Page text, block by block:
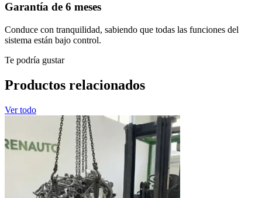
Garantía de 6 meses
Conduce con tranquilidad, sabiendo que todas las funciones del
sistema están bajo control.
Te podría gustar
Productos relacionados
Ver todo